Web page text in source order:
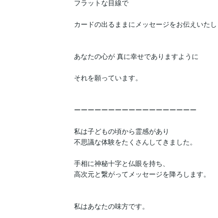
フラットな目線で
カードの出るままにメッセージをお伝えいた
あなたの心が 真に幸せでありますように
それを願っています。
ーーーーーーーーーーーーーーーーーー
私は子どもの頃から霊感があり
不思議な体験をたくさんしてきました。
手相に神秘十字と仏眼を持ち、
高次元と繋がってメッセージを降ろします。
私はあなたの味方です。